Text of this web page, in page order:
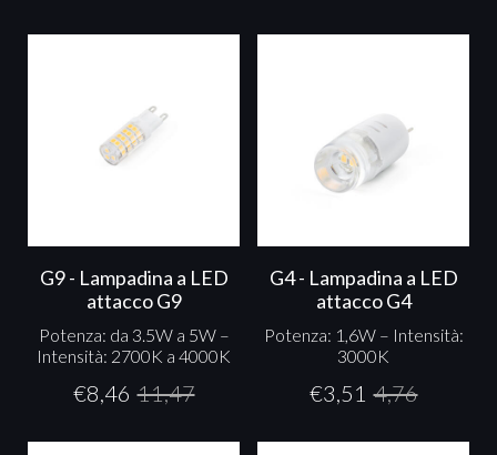
G9 - Lampadina a LED
attacco G9
Potenza: da 3.5W a 5W –
Intensità: 2700K a 4000K
€8,46 11,47
G4 - Lampadina a LED
attacco G4
Potenza: 1,6W – Intensità:
3000K
€3,51 4,76